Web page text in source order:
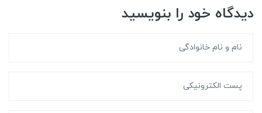
دیدگاه خود را بنویسید